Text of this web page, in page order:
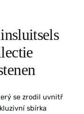
se zrodil uvnitř
sbírka